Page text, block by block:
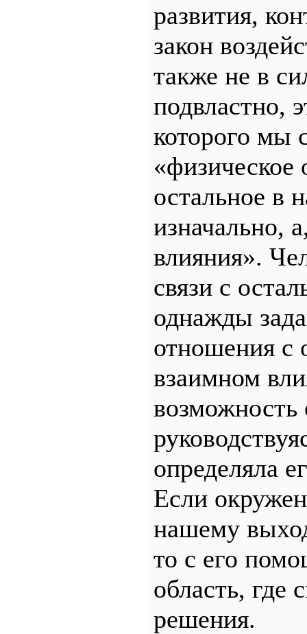
развития,
закон
также не в
подвластно,
которого мы
«физическое
остальное в
изначально,
влияния».
связи с
однажды
отношения с
взаимном
возможность
определяла
Если
нашему
то с его
область, где
решения.